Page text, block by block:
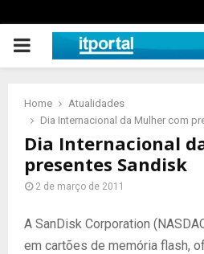
PRIMARY
Home
Atualidades
Dia Internacional da Mulher com
Dia Internacional
presentes Sandisk
2 de março de 2011
A SanDisk Corporation
em cartões de memória flash,